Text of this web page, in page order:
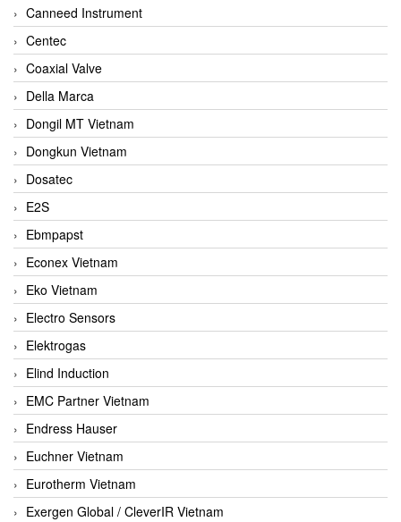
Canneed Instrument
Centec
Coaxial Valve
Della Marca
Dongil MT Vietnam
Dongkun Vietnam
Dosatec
E2S
Ebmpapst
Econex Vietnam
Eko Vietnam
Electro Sensors
Elektrogas
Elind Induction
EMC Partner Vietnam
Endress Hauser
Euchner Vietnam
Eurotherm Vietnam
Exergen Global / CleverIR Vietnam